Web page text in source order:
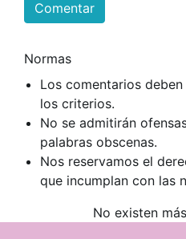
Comentar
Normas
Los comentarios
los criterios.
No se admitirán
palabras obscenas.
Nos reservamos el
que incumplan con las
No existen